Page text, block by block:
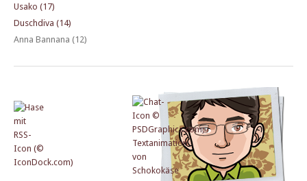
Usako (17)
Duschdiva (14)
Anna Bannana (12)